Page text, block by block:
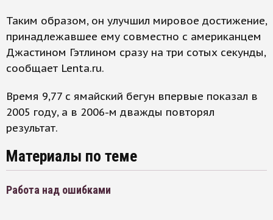
Таким образом, он улучшил мировое достижение,
принадлежавшее ему совместно с американцем
Джастином Гэтлином сразу на три сотых секунды,
сообщает Lenta.ru.
Время 9,77 с ямайский бегун впервые показал в
2005 году, а в 2006-м дважды повторял
результат.
Материалы по теме
Работа над ошибками